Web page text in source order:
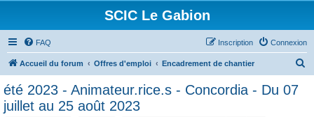
SCIC Le Gabion
FAQ Connexion
Inscription
Accueil du forum Offres d'emploi Encadrement de chantier
été 2023 - Animateur.rice.s - Concordia - Du 07
juillet au 25 août 2023